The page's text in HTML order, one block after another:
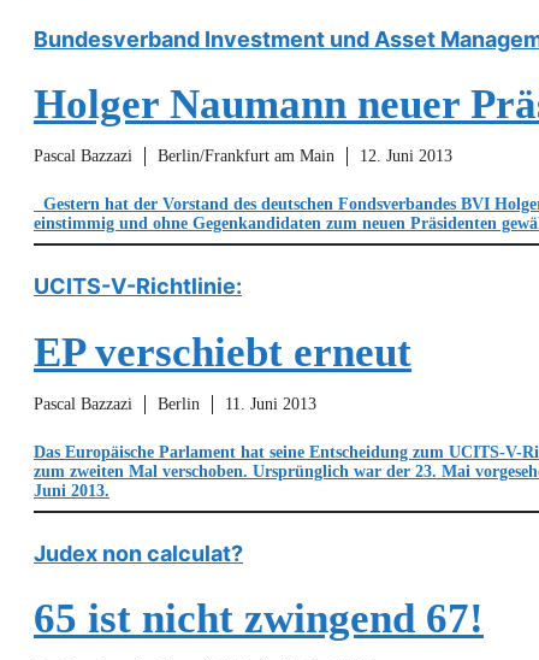
Bundesverband Investment und Asset
Holger Naumann neuer
Pascal Bazzazi Berlin/Frankfurt am Main 12. Juni 2013
Gestern hat der Vorstand des deutschen Fondsverbandes BVI
einstimmig und ohne Gegenkandidaten zum neuen Präsidenten
UCITS-V-Richtlinie:
EP verschiebt erneut
Pascal Bazzazi Berlin 11. Juni 2013
Das Europäische Parlament hat seine Entscheidung zum UCITS-V-
zum zweiten Mal verschoben. Ursprünglich war der 23. Mai
Juni 2013.
Judex non calculat?
65 ist nicht zwingend 67!